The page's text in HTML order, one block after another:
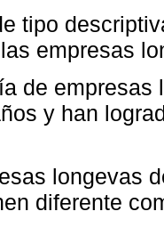
tipo
empresas
de
y han
longevas
diferente